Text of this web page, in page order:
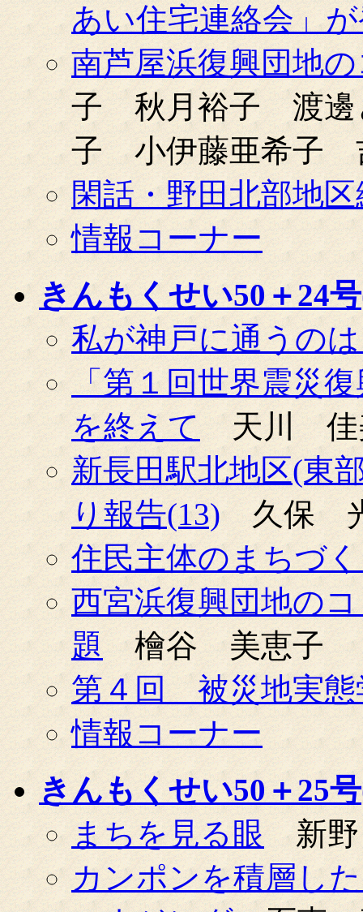
あい住宅連絡会」
南芦屋浜復興団地
子 秋月裕子 渡邊
子 小伊藤亜希子
閑話・野田北部地
情報コーナー
きんもくせい50＋24
私が神戸に通うの
「第１回世界震災
を終えて 天川 佳
新長田駅北地区(東
り報告(13)久保
住民主体のまちづ
西宮浜復興団地の
題 檜谷 美恵子
第４回 被災地実
情報コーナー
きんもくせい50＋25
まちを見る眼 新
カンポンを積層し